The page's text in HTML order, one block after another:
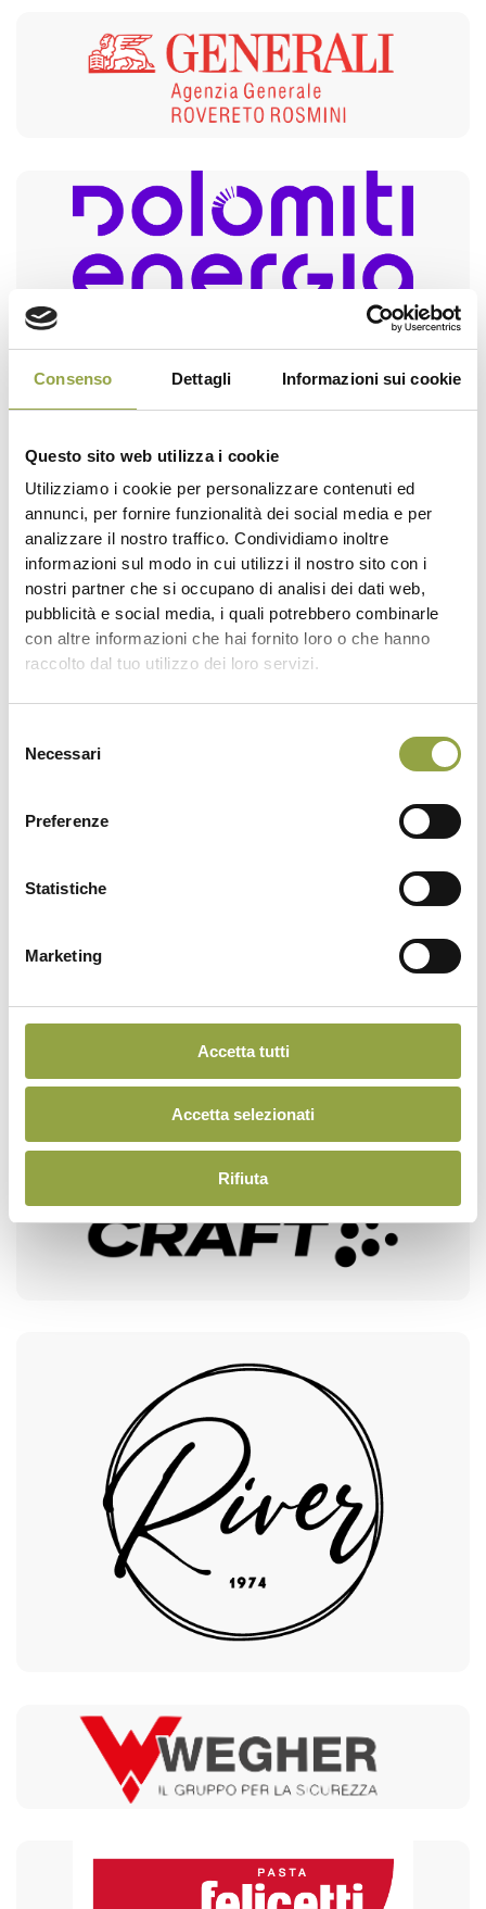
Consenso Dettagli Informazioni sui cookie
Questo sito web utilizza i cookie
Utilizziamo i cookie per personalizzare contenuti ed
annunci, per fornire funzionalità dei social media e per
analizzare il nostro traffico. Condividiamo inoltre
informazioni sul modo in cui utilizzi il nostro sito con i
nostri partner che si occupano di analisi dei dati web,
pubblicità e social media, i quali potrebbero combinarle
con altre informazioni che hai fornito loro o che hanno
raccolto dal tuo utilizzo dei loro servizi.
delNecessari
Preferenze
Statistiche
Marketing
Accetta tutti
Accetta selezionati
Rifiuta